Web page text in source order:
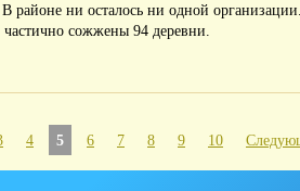
ни осталось ни одной
сожжены 94 деревни.
4 5 6 7 8 9 10